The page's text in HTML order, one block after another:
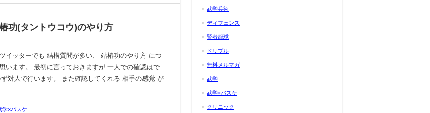
功(タントウコウ)のやり方
イッターでも 結構質問が多い、 站椿功のやり方 につ
います。 最初に言っておきますが 一人での確認はで
対人で行います。 また確認してくれる 相手の感覚 が
学×バスケ
武学兵術
ディフェンス
賢者籠球
ドリブル
無料メルマガ
武学
武学×バスケ
クリニック